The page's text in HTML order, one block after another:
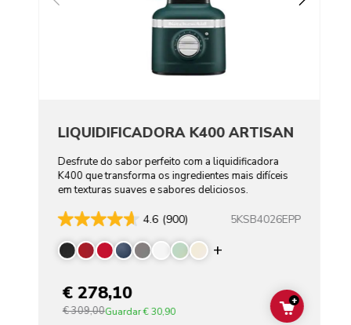
LIQUIDIFICADORA K400 ARTISAN
Desfrute do sabor perfeito com a liquidificadora
K400 que transforma os ingredientes mais difíceis
em texturas suaves e sabores deliciosos.
4.6 (900) 5KSB4026EPP
Display more
€ 278,10
€ 309,00Guardar€ 30,90 ADD TO
+